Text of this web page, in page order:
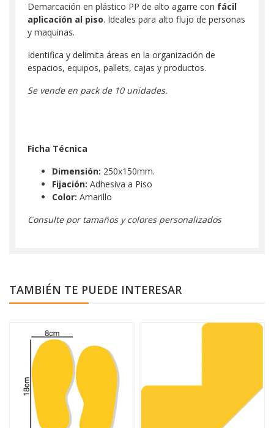
Demarcación en plástico PP de alto agarre con fácil
aplicación al piso. Ideales para alto flujo de personas
y maquinas.
Identifica y delimita áreas en la organización de
espacios, equipos, pallets, cajas y productos.
Se vende en pack de 10 unidades.
Ficha Técnica
Dimensión: 250x150mm.
Fijación: Adhesiva a Piso
Color: Amarillo
Consulte por tamaños y colores personalizados
TAMBIÉN TE PUEDE INTERESAR